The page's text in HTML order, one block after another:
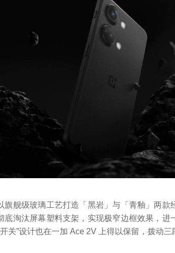
旗舰级玻璃工艺打造「黑岩」与「青釉」两款
底淘汰屏幕塑料支架，实现极窄边框效果，进
关”设计也在一加 Ace 2V 上得以保留，拨动